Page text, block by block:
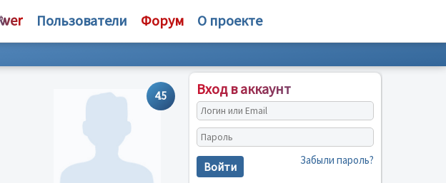
Пользователи Форум О проекте
4.5 Вход в аккаунт
Войти Забыли пароль?